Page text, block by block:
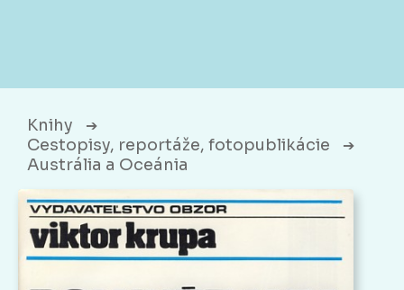
Knihy ➔
Cestopisy, reportáže, fotopublikácie ➔
Austrália a Oceánia